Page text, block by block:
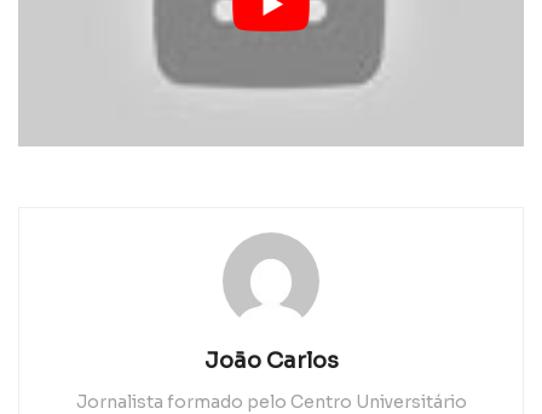
João Carlos
Jornalista formado pelo Centro Universitário